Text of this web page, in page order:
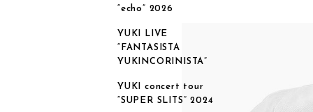
“echo” 2026
YUKI LIVE
“FANTASISTA
YUKINCORINISTA”
YUKI concert tour
“SUPER SLITS” 2024